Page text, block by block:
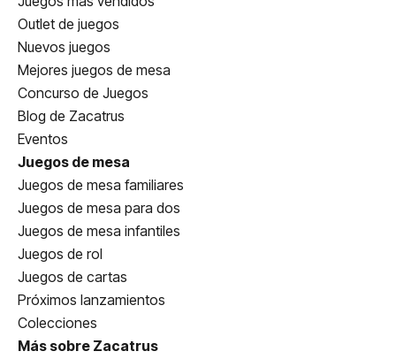
Outlet de juegos
Nuevos juegos
Mejores juegos de mesa
Concurso de Juegos
Blog de Zacatrus
Eventos
Juegos de mesa
Juegos de mesa familiares
Juegos de mesa para dos
Juegos de mesa infantiles
Juegos de rol
Juegos de cartas
Próximos lanzamientos
Colecciones
Más sobre Zacatrus